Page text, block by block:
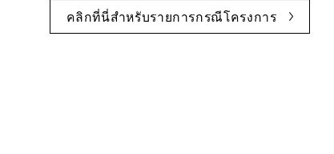
คลิกที่นี่สำหรับรายการกรณีโครงการ